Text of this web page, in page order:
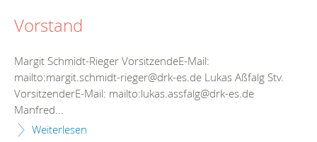
Vorstand
Margit Schmidt-Rieger VorsitzendeE-Mail:
mailto:margit.schmidt-rieger@drk-es.de Lukas Aßfalg Stv.
VorsitzenderE-Mail: mailto:lukas.assfalg@drk-es.de
Manfred...
Weiterlesen